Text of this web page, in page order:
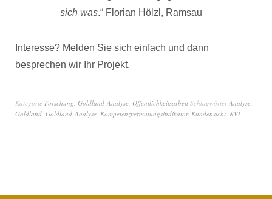
sich was.“ Florian Hölzl, Ramsau
Interesse? Melden Sie sich einfach und dann
besprechen wir Ihr Projekt.
Kategorie Forschung, Goldland-Analyse, Öffentlichkeitsarbeit SchlagwörterAnalyse,
Goldland, Goldland-Analyse, Kompetenzvermutungsindikator, Kundensicht, KVI